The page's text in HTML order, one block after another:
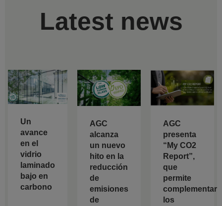
Latest news
Un
avance
en el
vidrio
laminado
bajo en
carbono
AGC
alcanza
un nuevo
hito en la
reducción
de
emisiones
de
AGC
presenta
“My CO2
Report”,
que
permite
complementar
los